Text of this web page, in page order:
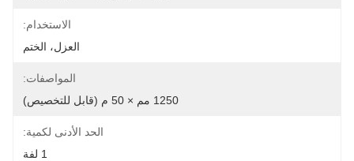
الاستخدام:
العزل، الختم
المواصفات:
1250 مم × 50 م (قابل للتخصيص)
الحد الأدنى لكمية:
1 لفة